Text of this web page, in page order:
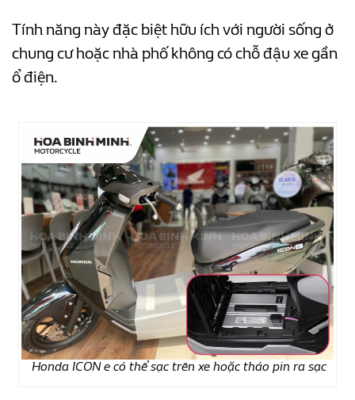
Tính năng này đặc biệt hữu ích với người sống ở
chung cư hoặc nhà phố không có chỗ đậu xe gần
ổ điện.
Honda ICON e có thể sạc trên xe hoặc tháo pin ra sạc